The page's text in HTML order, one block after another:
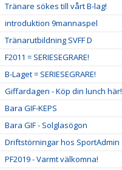
Tränare sökes till vårt B-lag!
introduktion 9mannaspel
Tränarutbildning SVFF D
F2011 = SERIESEGRARE!
B-Laget = SERIESEGRARE!
Giffardagen - Köp din lunch här!
Bara GIF-KEPS
Bara GIF - Solglasögon
Driftstörningar hos SportAdmin
PF2019 - Varmt välkomna!